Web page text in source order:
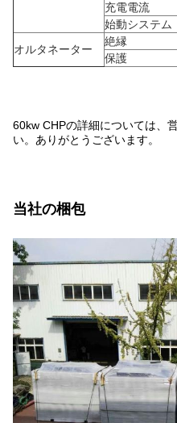
充電電流
始動システム
オルタネーター
絶縁
保護
60kw CHPの詳細については、
い。ありがとうございます。
当社の梱包